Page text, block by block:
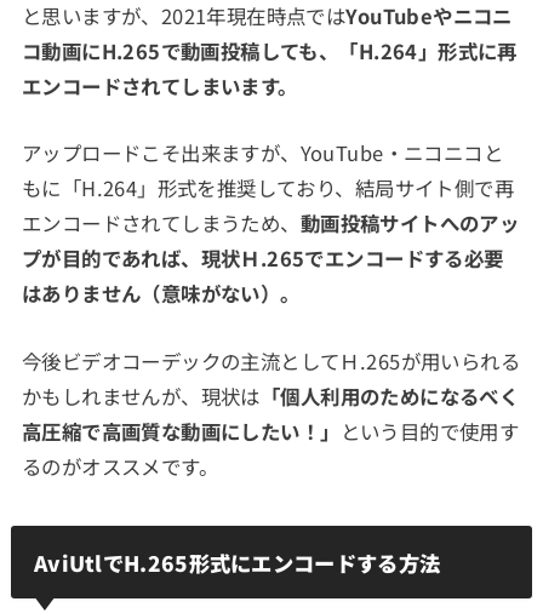
と思いますが、2021年現在時点ではYouTubeやニコニ
コ動画にH.265で動画投稿しても、「H.264」形式に再
エンコードされてしまいます。
アップロードこそ出来ますが、YouTube・ニコニコと
もに「H.264」形式を推奨しており、結局サイト側で再
エンコードされてしまうため、 動画投稿サイトへのアッ
プが目的であれば、現状Ｈ.265でエンコードする必要
はありません（意味がない）。
今後ビデオコーデックの主流としてＨ.265が用いられる
かもしれませんが、現状は 「個人利用のためになるべく
高圧縮で高画質な動画にしたい！」 という目的で使用す
るのがオススメです。
AviUtlでH.265形式にエンコードする方法